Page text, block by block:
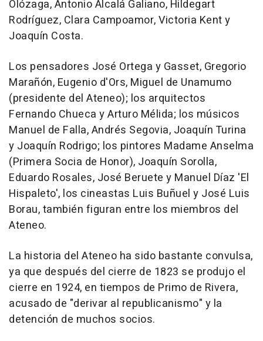
Olózaga, Antonio Alcalá Galiano, Hildegart
Rodríguez, Clara Campoamor, Victoria Kent y
Joaquín Costa.
Los pensadores José Ortega y Gasset, Gregorio
Marañón, Eugenio d'Ors, Miguel de Unamumo
(presidente del Ateneo); los arquitectos
Fernando Chueca y Arturo Mélida; los músicos
Manuel de Falla, Andrés Segovia, Joaquín Turina
y Joaquín Rodrigo; los pintores Madame Anselma
(Primera Socia de Honor), Joaquín Sorolla,
Eduardo Rosales, José Beruete y Manuel Díaz 'El
Hispaleto', los cineastas Luis Buñuel y José Luis
Borau, también figuran entre los miembros del
Ateneo.
La historia del Ateneo ha sido bastante convulsa,
ya que después del cierre de 1823 se produjo el
cierre en 1924, en tiempos de Primo de Rivera,
acusado de "derivar al republicanismo" y la
detención de muchos socios.